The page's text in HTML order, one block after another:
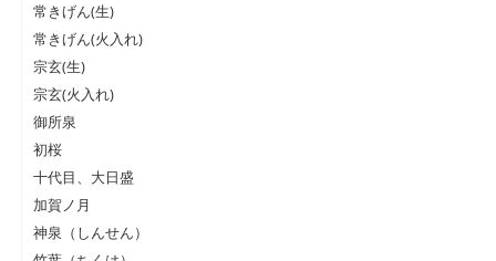
常きげん(生)
常きげん(火入れ)
宗玄(生)
宗玄(火入れ)
御所泉
初桜
十代目、大日盛
加賀ノ月
神泉（しんせん）